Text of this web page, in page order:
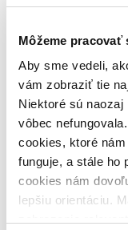
Môžeme pracovať
Aby sme vedeli,
vám zobraziť tie
Niektoré sú
vôbec
cookies, ktoré
funguje, a stále ho
cookies nám
lepšiu orientáciu.
evidencii danej
ktorých máme údaje.
Ďalšie knižné vydania (3)